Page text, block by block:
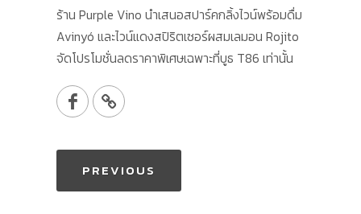
ร้าน Purple Vino นำเสนอสปาร์คกลิ้งไวน์พร้อมดื่ม
Avinyó และไวน์แดงสปิริตเซอร์ผสมเลมอน Rojito
จัดโปรโมชั่นลดราคาพิเศษเฉพาะที่บูธ T86 เท่านั้น
PREVIOUS